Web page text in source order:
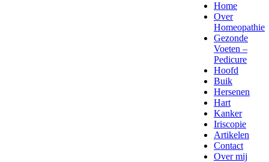
Home
Over
Homeopathie
Gezonde
Voeten –
Pedicure
Hoofd
Buik
Hersenen
Hart
Kanker
Iriscopie
Artikelen
Contact
Over mij